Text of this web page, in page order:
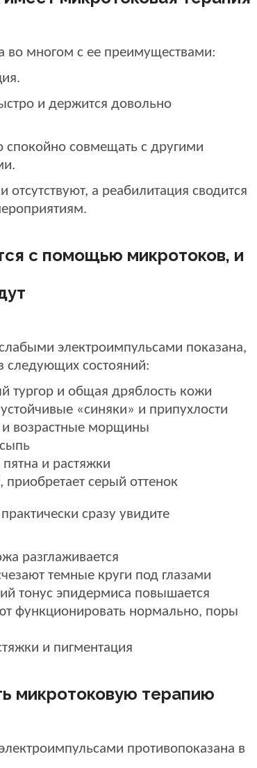
во многом с ее преимуществами:
и держится довольно
совмещать с другими
а реабилитация сводится
с помощью микротоков, и
электроимпульсами показана,
следующих состояний:
тургор и общая дряблость кожи
«синяки» и припухлости
возрастные морщины
и растяжки
приобретает серый оттенок
сразу увидите
разглаживается
темные круги под глазами
тонус эпидермиса повышается
функционировать нормально, поры
и пигментация
микротоковую терапию
противопоказана в